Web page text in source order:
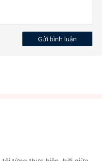
Gửi bình luận